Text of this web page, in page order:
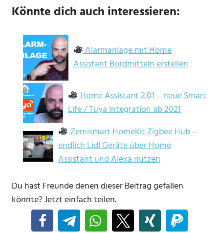
Könnte dich auch interessieren:
Alarmanlage mit Home
Assistant Bordmitteln erstellen
Home Assistant 2.01 – neue Smart
Life / Tuya Integration ab 2021
Zemismart HomeKit Zigbee Hub –
endlich Lidl Geräte über Home
Assistant und Alexa nutzen
Du hast Freunde denen dieser Beitrag gefallen
könnte? Jetzt einfach teilen.